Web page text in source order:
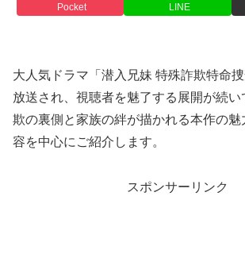
Pocket LINE
大人気ドラマ「潜入兄妹 特殊詐欺特命
放送され、視聴者を魅了する展開が続
欺の裏側と家族の絆が描かれる本作の魅
容を中心にご紹介します。
スポンサーリンク